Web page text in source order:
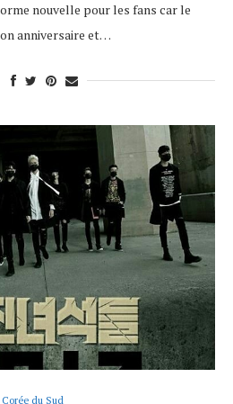
nouvelle pour les fans car le
anniversaire et…
Corée du Sud